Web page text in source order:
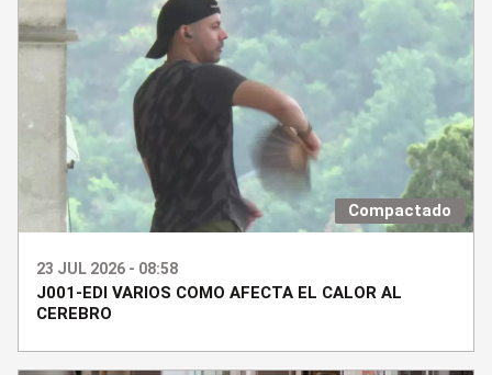
Compactado
23 JUL 2026 - 08:58
J001-EDI VARIOS COMO AFECTA EL CALOR AL
CEREBRO